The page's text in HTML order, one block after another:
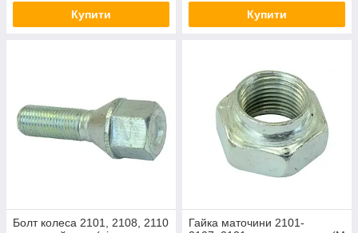
Купити Купити
Болт колеса 2101, 2108, 2110
Гайка маточини 2101-